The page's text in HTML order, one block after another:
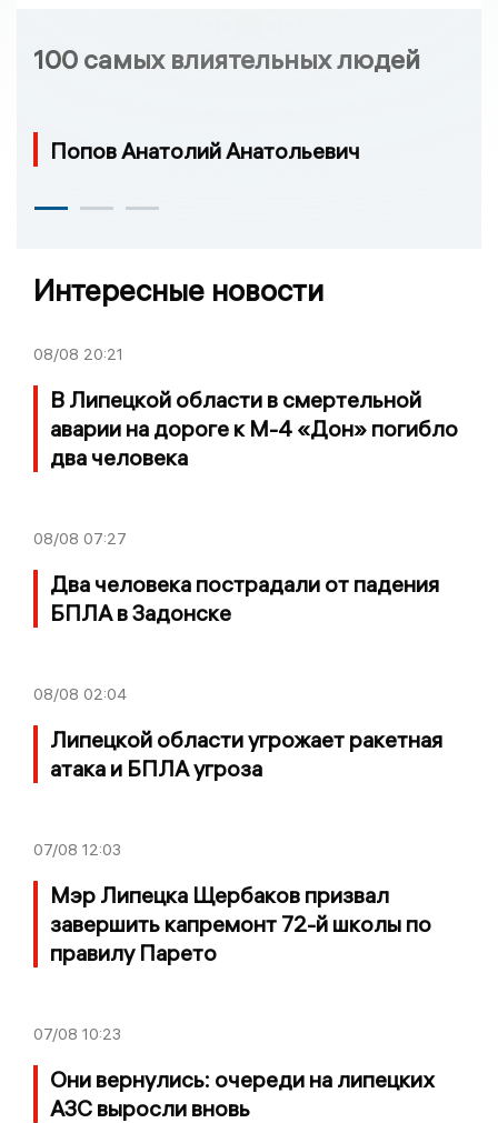
100 самых влиятельных людей
Попов Анатолий Анатольевич
Интересные новости
08/08 20:21
В Липецкой области в смертельной
аварии на дороге к М-4 «Дон» погибло
два человека
08/08 07:27
Два человека пострадали от падения
БПЛА в Задонске
08/08 02:04
Липецкой области угрожает ракетная
атака и БПЛА угроза
07/08 12:03
Мэр Липецка Щербаков призвал
завершить капремонт 72-й школы по
правилу Парето
07/08 10:23
Они вернулись: очереди на липецких
АЗС выросли вновь